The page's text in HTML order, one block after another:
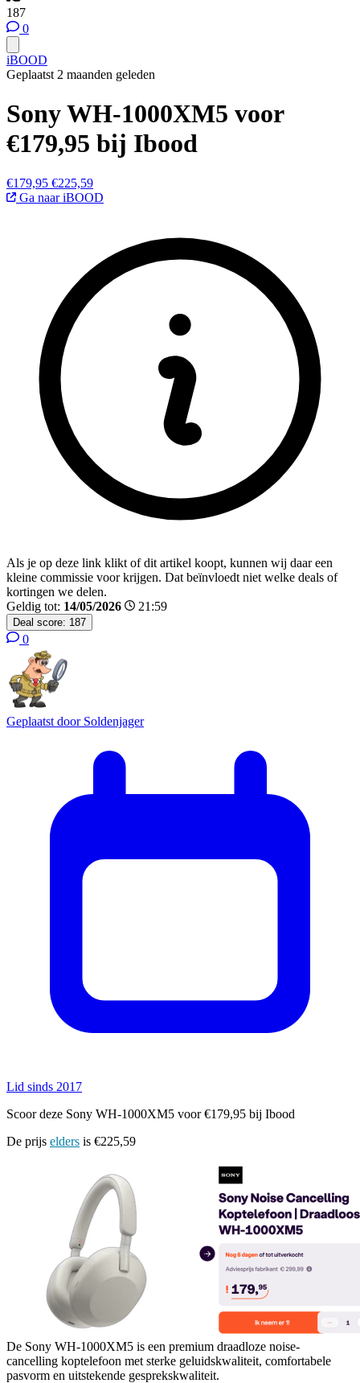
187
0
iBOOD
Geplaatst 2 maanden geleden
Sony WH-1000XM5 voor
€179,95 bij Ibood
€179,95 €225,59
Ga naar iBOOD
Als je op deze link klikt of dit artikel koopt, kunnen wij daar een
kleine commissie voor krijgen. Dat beïnvloedt niet welke deals of
kortingen we delen.
Geldig tot: 14/05/2026 21:59
Deal score: 187
0
Geplaatst door Soldenjager
Lid sinds 2017
Scoor deze Sony WH-1000XM5 voor €179,95 bij Ibood
De prijs elders is €225,59
De Sony WH-1000XM5 is een premium draadloze noise-
cancelling koptelefoon met sterke geluidskwaliteit, comfortabele
pasvorm en uitstekende gesprekskwaliteit.